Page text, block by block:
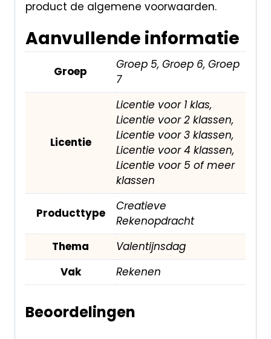
product de algemene voorwaarden.
Aanvullende informatie
Groep
Groep 5, Groep 6, Groep
7
Licentie
Licentie voor 1 klas,
Licentie voor 2 klassen,
Licentie voor 3 klassen,
Licentie voor 4 klassen,
Licentie voor 5 of meer
klassen
Producttype
Creatieve
Rekenopdracht
Thema
Valentijnsdag
Vak
Rekenen
Beoordelingen